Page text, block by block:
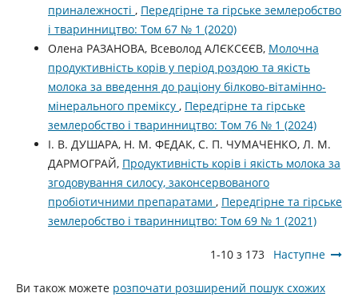
приналежності , Передгірне та гірське землеробство
і тваринництво: Том 67 № 1 (2020)
Олена РАЗАНОВА, Всеволод АЛЄКСЄЄВ, Молочна
продуктивність корів у період роздою та якість
молока за введення до раціону білково-вітамінно-
мінерального преміксу , Передгірне та гірське
землеробство і тваринництво: Том 76 № 1 (2024)
І. В. ДУШАРА, Н. М. ФЕДАК, С. П. ЧУМАЧЕНКО, Л. М.
ДАРМОГРАЙ, Продуктивність корів і якість молока за
згодовування силосу, законсервованого
пробіотичними препаратами , Передгірне та гірське
землеробство і тваринництво: Том 69 № 1 (2021)
1-10 з 173 Наступне
Ви також можете розпочати розширений пошук схожих